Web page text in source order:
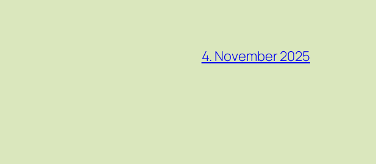
4. November 2025